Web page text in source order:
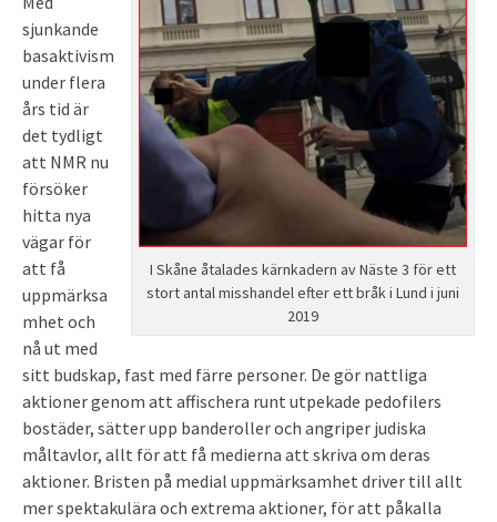
I Skåne åtalades kärnkadern av Näste 3 för ett
stort antal misshandel efter ett bråk i Lund i juni
2019
sjunkande
basaktivism
under flera
års tid är
det tydligt
att NMR nu
försöker
hitta nya
vägar för
att få
uppmärksa
mhet och
nå ut med
sitt budskap, fast med färre personer. De gör nattliga
aktioner genom att affischera runt utpekade pedofilers
bostäder, sätter upp banderoller och angriper judiska
måltavlor, allt för att få medierna att skriva om deras
aktioner. Bristen på medial uppmärksamhet driver till allt
mer spektakulära och extrema aktioner, för att påkalla